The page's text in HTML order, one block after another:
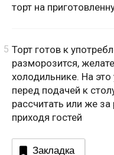
торт на
Торт готов к
разморозится,
холодильнике. На
перед подачей к
рассчитать или же за
приходя гостей
Закладка